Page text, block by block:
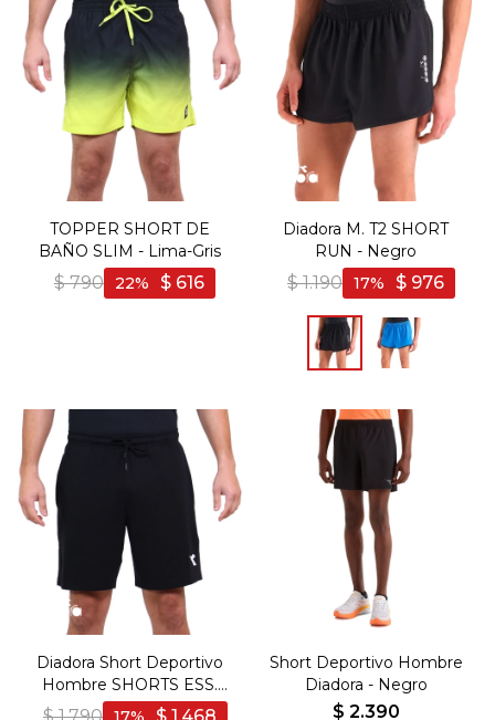
TOPPER SHORT DE
BAÑO SLIM - Lima-Gris
$ 790 $ 616
22
Diadora M. T2 SHORT
RUN - Negro
$ 1.190 $ 976
17
Diadora Short Deportivo
Hombre SHORTS ESS.
SPORTS - Negro
Short Deportivo Hombre
Diadora - Negro
$ 2.390